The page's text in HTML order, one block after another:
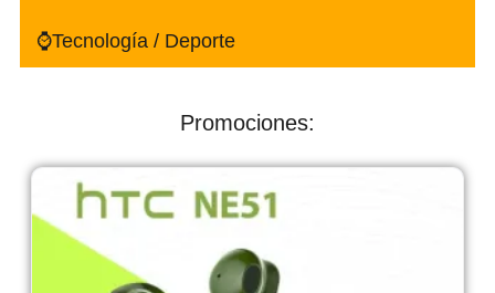
⌚Tecnología / Deporte
Promociones: